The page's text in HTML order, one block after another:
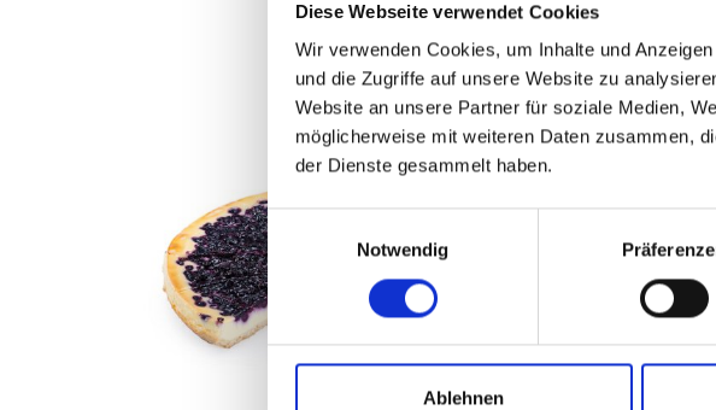
Diese Webseite verwendet Cookies
Wir verwenden Cookies, um Inhalte und
und die Zugriffe auf unsere Website zu
Website an unsere Partner für soziale Medien,
möglicherweise mit weiteren Daten zusammen,
der Dienste gesammelt haben.
Einwilligungsauswahl
Notwendig
Ablehnen